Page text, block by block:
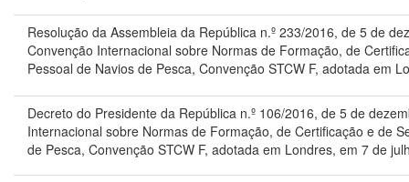
Resolução da Assembleia da República n.º 233/2016, de 5 de
Convenção Internacional sobre Normas de Formação, de
Pessoal de Navios de Pesca, Convenção STCW F, adotada em
Decreto do Presidente da República n.º 106/2016, de 5 de
Internacional sobre Normas de Formação, de Certificação e de
de Pesca, Convenção STCW F, adotada em Londres, em 7 de